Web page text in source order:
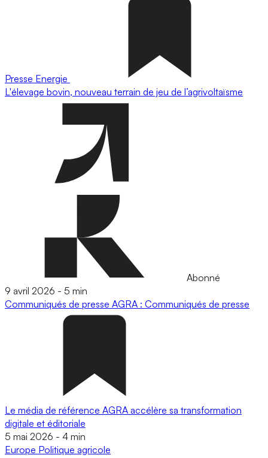
Presse Energie
L'élevage bovin, nouveau terrain de jeu de l’agrivoltaïsme
Abonné
9 avril 2026 - 5 min
Communiqués de presse AGRA : Communiqués de presse
Le média de référence AGRA accélère sa transformation
digitale et éditoriale
5 mai 2026 - 4 min
Europe Politique agricole